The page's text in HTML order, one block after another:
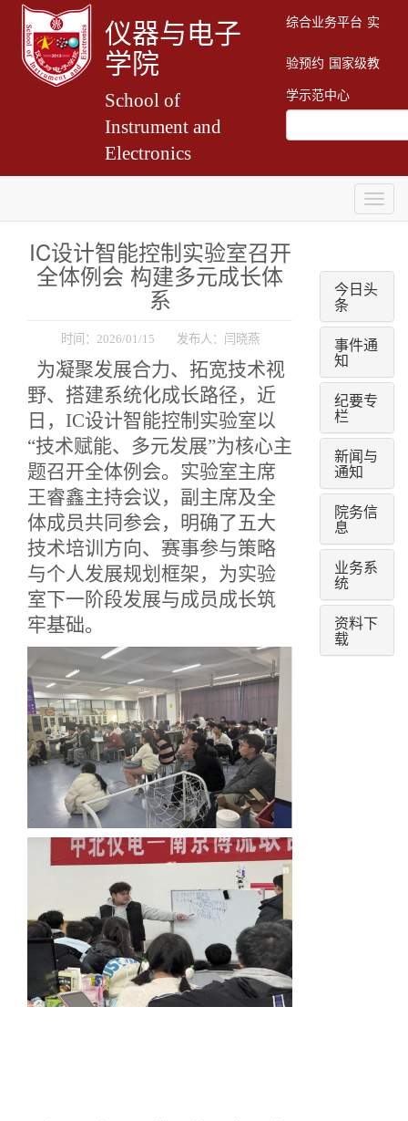
仪器与电子
学院
School of
Instrument and
Electronics
综合业务平台 实
验预约 国家级教
学示范中心
IC设计智能控制实验室召开
全体例会 构建多元成长体
系
时间：2026/01/15 发布人：闫晓燕
为凝聚发展合力、拓宽技术视
野、搭建系统化成长路径，近
日， IC设计智能控制实验室以
“技术赋能、多元发展”为核心主
题召开全体例会。实验室主席
王睿鑫主持会议，副主席及全
体成员共同参会，明确了五大
技术培训方向、赛事参与策略
与个人发展规划框架，为实验
室下一阶段发展与成员成长筑
牢基础。
今日头
条
事件通
知
纪要专
栏
新闻与
通知
院务信
息
业务系
统
资料下
载